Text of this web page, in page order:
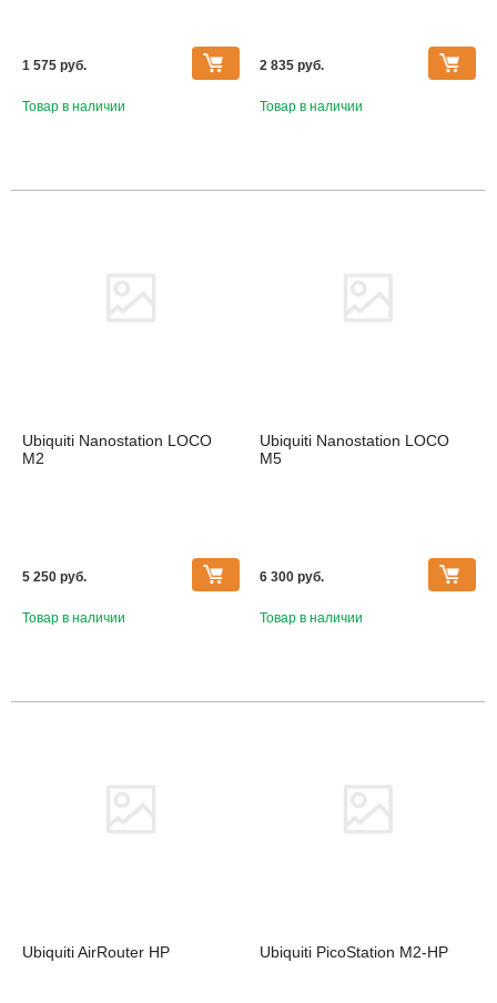
1 575 pуб.
Товар в наличии
2 835 pуб.
Товар в наличии
Ubiquiti Nanostation LOCO
M2
5 250 pуб.
Товар в наличии
Ubiquiti Nanostation LOCO
M5
6 300 pуб.
Товар в наличии
Ubiquiti AirRouter HP Ubiquiti PicoStation M2-HP